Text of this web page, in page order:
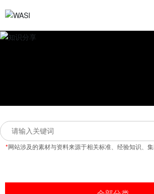
*网站涉及的素材与资料来源于相关标准、经验知识、